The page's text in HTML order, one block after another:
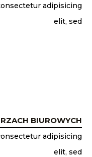
adipisicing
elit, sed
BIUROWYCH
adipisicing
elit, sed